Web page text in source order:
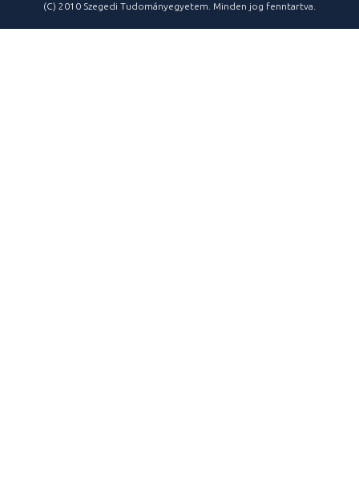
(C) 2010 Szegedi Tudományegyetem. Minden jog fenntartva.